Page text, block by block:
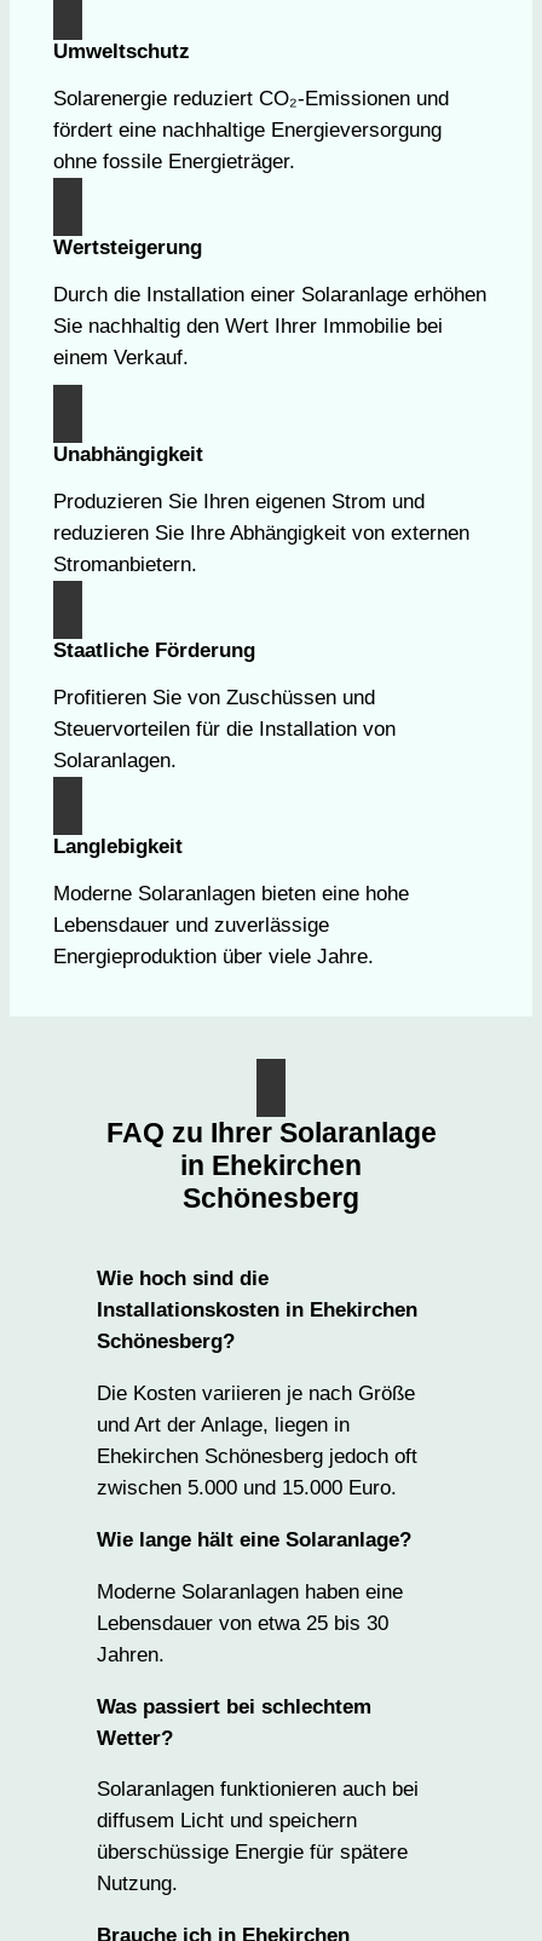
Umweltschutz
Solarenergie reduziert CO₂-Emissionen und
fördert eine nachhaltige Energieversorgung
ohne fossile Energieträger.
Wertsteigerung
Durch die Installation einer Solaranlage erhöhen
Sie nachhaltig den Wert Ihrer Immobilie bei
einem Verkauf.
Unabhängigkeit
Produzieren Sie Ihren eigenen Strom und
reduzieren Sie Ihre Abhängigkeit von externen
Stromanbietern.
Staatliche Förderung
Profitieren Sie von Zuschüssen und
Steuervorteilen für die Installation von
Solaranlagen.
Langlebigkeit
Moderne Solaranlagen bieten eine hohe
Lebensdauer und zuverlässige
Energieproduktion über viele Jahre.
FAQ zu Ihrer Solaranlage
in Ehekirchen
Schönesberg
Wie hoch sind die
Installationskosten in Ehekirchen
Schönesberg?
Die Kosten variieren je nach Größe
und Art der Anlage, liegen in
Ehekirchen Schönesberg jedoch oft
zwischen 5.000 und 15.000 Euro.
Wie lange hält eine Solaranlage?
Moderne Solaranlagen haben eine
Lebensdauer von etwa 25 bis 30
Jahren.
Was passiert bei schlechtem
Wetter?
Solaranlagen funktionieren auch bei
diffusem Licht und speichern
überschüssige Energie für spätere
Nutzung.
Brauche ich in Ehekirchen